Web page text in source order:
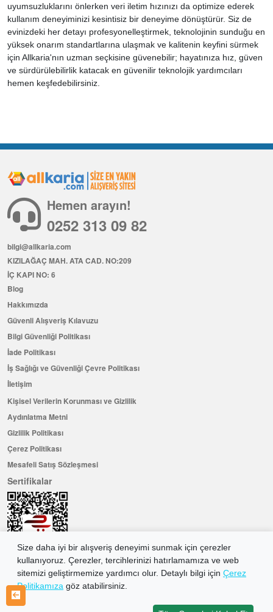
uyumsuzluklarını önlerken veri iletim hızınızı da optimize ederek
kullanım deneyiminizi kesintisiz bir deneyime dönüştürür. Siz de
evinizdeki her detayı profesyonelleştirmek, teknolojinin sunduğu en
yüksek onarım standartlarına ulaşmak ve kalitenin keyfini sürmek
için Allkaria'nın uzman seçkisine güvenebilir; hayatınıza hız, güven
ve sürdürülebilirlik katacak en güvenilir teknolojik yardımcıları
hemen keşfedebilirsiniz.
Size daha iyi bir alışveriş deneyimi sunmak için çerezler
kullanıyoruz. Çerezler, tercihlerinizi hatırlamamıza ve web
sitemizi geliştirmemize yardımcı olur. Detaylı bilgi için Çerez
Politikamıza göz atabilirsiniz.
Hemen arayın!
0252 313 09 82
bilgi@allkaria.com
KIZILAĞAÇ MAH. ATA CAD. NO:209
İÇ KAPI NO: 6
Blog
Hakkımızda
Güvenli Alışveriş Kılavuzu
Bilgi Güvenliği Politikası
İade Politikası
İş Sağlığı ve Güvenliği Çevre Politikası
İletişim
Kişisel Verilerin Korunması ve Gizlilik
Aydınlatma Metni
Gizlilik Politikası
Çerez Politikası
Mesafeli Satış Sözleşmesi
Sertifikalar
Hemen Üye Olun ...ve 100 ₺ değerinde indirim kuponu kazanın